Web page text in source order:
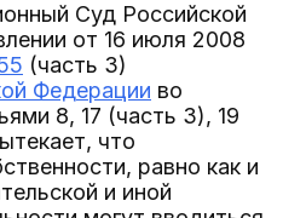
Суд Российской
от 16 июля 2008
(часть 3)
Федерации во
8, 17 (часть 3), 19
что
равно как и
и иной